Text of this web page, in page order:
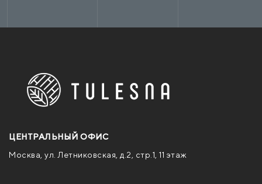
ЦЕНТРАЛЬНЫЙ ОФИС
Москва, ул. Летниковская, д.2, стр.1, 11 этаж